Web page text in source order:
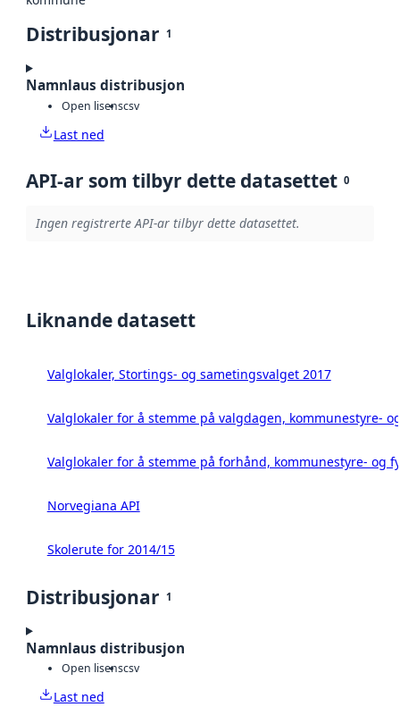
Distribusjonar 1
Namnlaus distribusjon
Open lisenscsv
Last ned
API-ar som tilbyr dette datasettet 0
Ingen registrerte API-ar tilbyr dette datasettet.
Liknande datasett
Valglokaler, Stortings- og sametingsvalget 2017
Valglokaler for å stemme på valgdagen, kommunestyre-
Valglokaler for å stemme på forhånd, kommunestyre- og
Norvegiana API
Skolerute for 2014/15
Distribusjonar 1
Namnlaus distribusjon
Open lisenscsv
Last ned